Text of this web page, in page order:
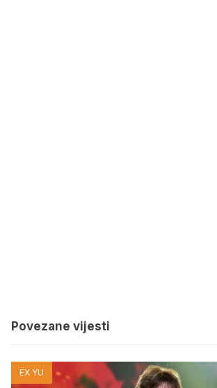
Povezane vijesti
EX YU